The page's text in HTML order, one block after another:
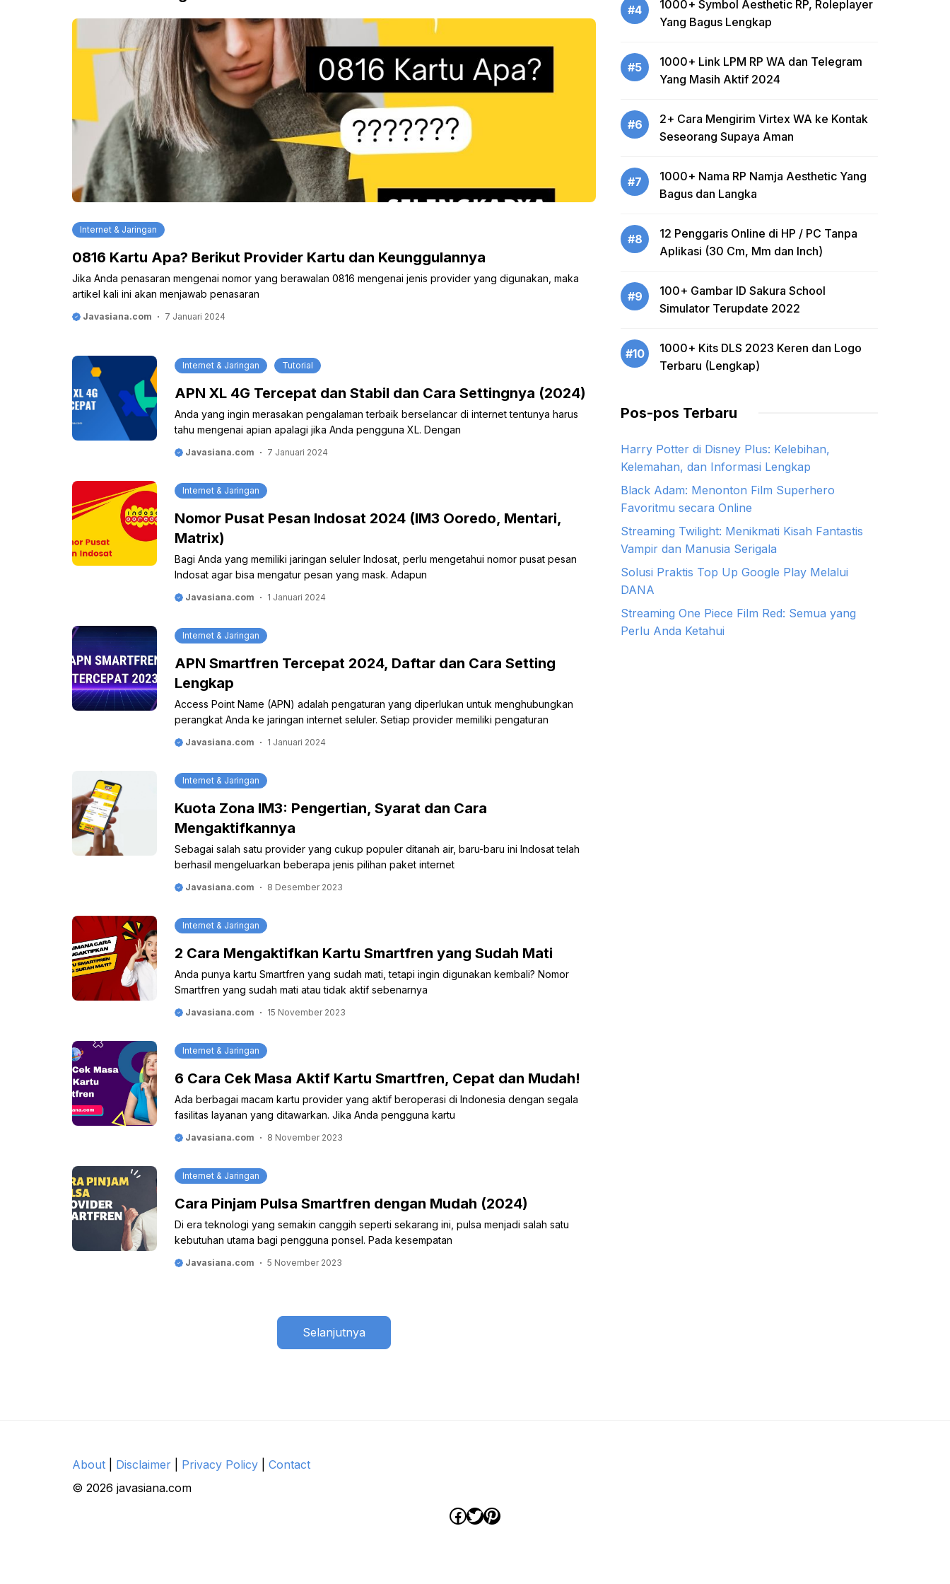
Internet & Jaringan
0816 Kartu Apa? Berikut Provider Kartu dan Keunggulannya
Jika Anda penasaran mengenai nomor yang berawalan 0816 mengenai jenis provider yang digunakan, maka
artikel kali ini akan menjawab penasaran
Javasiana.com 7 Januari 2024
Internet & Jaringan Tutorial
APN XL 4G Tercepat dan Stabil dan Cara Settingnya (2024)
Anda yang ingin merasakan pengalaman terbaik berselancar di internet tentunya harus
tahu mengenai apian apalagi jika Anda pengguna XL. Dengan
Javasiana.com 7 Januari 2024
Internet & Jaringan
Nomor Pusat Pesan Indosat 2024 (IM3 Ooredo, Mentari,
Matrix)
Bagi Anda yang memiliki jaringan seluler Indosat, perlu mengetahui nomor pusat pesan
Indosat agar bisa mengatur pesan yang mask. Adapun
Javasiana.com 1 Januari 2024
Internet & Jaringan
APN Smartfren Tercepat 2024, Daftar dan Cara Setting
Lengkap
Access Point Name (APN) adalah pengaturan yang diperlukan untuk menghubungkan
perangkat Anda ke jaringan internet seluler. Setiap provider memiliki pengaturan
Javasiana.com 1 Januari 2024
Internet & Jaringan
Kuota Zona IM3: Pengertian, Syarat dan Cara
Mengaktifkannya
Sebagai salah satu provider yang cukup populer ditanah air, baru-baru ini Indosat telah
berhasil mengeluarkan beberapa jenis pilihan paket internet
Javasiana.com 8 Desember 2023
Internet & Jaringan
2 Cara Mengaktifkan Kartu Smartfren yang Sudah Mati
Anda punya kartu Smartfren yang sudah mati, tetapi ingin digunakan kembali? Nomor
Smartfren yang sudah mati atau tidak aktif sebenarnya
Javasiana.com 15 November 2023
Internet & Jaringan
6 Cara Cek Masa Aktif Kartu Smartfren, Cepat dan Mudah!
Ada berbagai macam kartu provider yang aktif beroperasi di Indonesia dengan segala
fasilitas layanan yang ditawarkan. Jika Anda pengguna kartu
Javasiana.com 8 November 2023
Internet & Jaringan
Cara Pinjam Pulsa Smartfren dengan Mudah (2024)
Di era teknologi yang semakin canggih seperti sekarang ini, pulsa menjadi salah satu
kebutuhan utama bagi pengguna ponsel. Pada kesempatan
Javasiana.com 5 November 2023
Selanjutnya
#4
1000+ Symbol Aesthetic RP, Roleplayer
Yang Bagus Lengkap
#5
1000+ Link LPM RP WA dan Telegram
Yang Masih Aktif 2024
#6
2+ Cara Mengirim Virtex WA ke Kontak
Seseorang Supaya Aman
#7
1000+ Nama RP Namja Aesthetic Yang
Bagus dan Langka
#8
12 Penggaris Online di HP / PC Tanpa
Aplikasi (30 Cm, Mm dan Inch)
#9
100+ Gambar ID Sakura School
Simulator Terupdate 2022
#10
1000+ Kits DLS 2023 Keren dan Logo
Terbaru (Lengkap)
Pos-pos Terbaru
Harry Potter di Disney Plus: Kelebihan,
Kelemahan, dan Informasi Lengkap
Black Adam: Menonton Film Superhero
Favoritmu secara Online
Streaming Twilight: Menikmati Kisah Fantastis
Vampir dan Manusia Serigala
Solusi Praktis Top Up Google Play Melalui
DANA
Streaming One Piece Film Red: Semua yang
Perlu Anda Ketahui
About Disclaimer Privacy Policy
Contact
© 2026 javasiana.com
Facebook
Twitter
Pinterest